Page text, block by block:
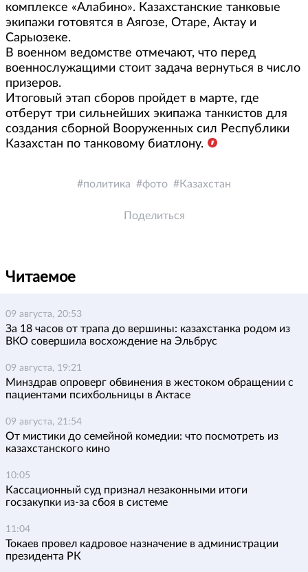
комплексе «Алабино». Казахстанские танковые
экипажи готовятся в Аягозе, Отаре, Актау и
Сарыозеке.
В военном ведомстве отмечают, что перед
военнослужащими стоит задача вернуться в число
призеров.
Итоговый этап сборов пройдет в марте, где
отберут три сильнейших экипажа танкистов для
создания сборной Вооруженных сил Республики
Казахстан по танковому биатлону.
политика фото Казахстан
Поделиться
Читаемое
09 августа, 20:53
За 18 часов от трапа до вершины: казахстанка родом из
ВКО совершила восхождение на Эльбрус
09 августа, 19:21
Минздрав опроверг обвинения в жестоком обращении с
пациентами психбольницы в Актасе
09 августа, 21:54
От мистики до семейной комедии: что посмотреть из
казахстанского кино
10:05
Кассационный суд признал незаконными итоги
госзакупки из-за сбоя в системе
11:04
Токаев провел кадровое назначение в администрации
президента РК